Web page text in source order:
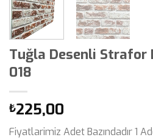
Tuğla Desenli Strafor
018
₺225,00
Fiyatlarimiz Adet Bazındadır 1